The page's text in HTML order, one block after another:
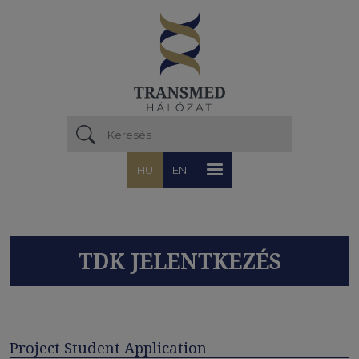
HU EN
TDK JELENTKEZÉS
Project Student Application